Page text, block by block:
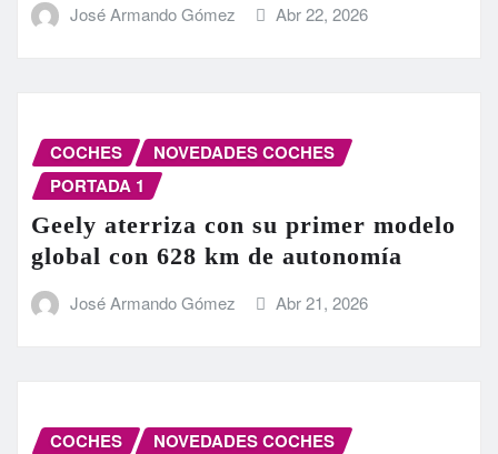
José Armando Gómez Abr 22, 2026
COCHES
NOVEDADES COCHES
PORTADA 1
Geely aterriza con su primer modelo
global con 628 km de autonomía
José Armando Gómez Abr 21, 2026
COCHES NOVEDADES COCHES